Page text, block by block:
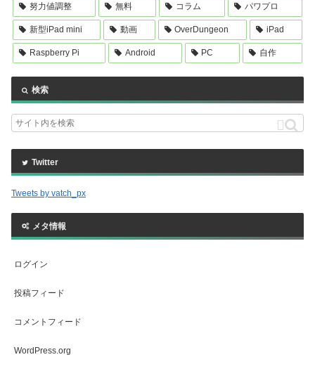
努力値調整 無料 コラム パワプロ
新型iPad mini 動画 OverDungeon iPad
Raspberry Pi Android PC 自作
検索
Twitter
Tweets by vatch_px
メタ情報
ログイン
投稿フィード
コメントフィード
WordPress.org